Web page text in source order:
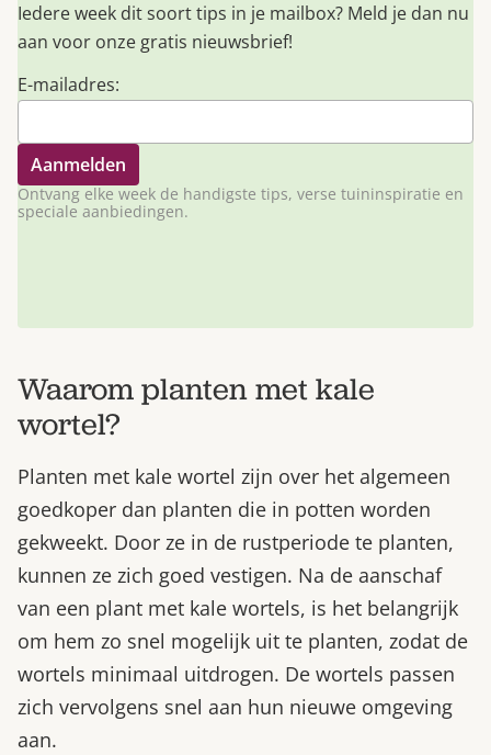
Iedere week dit soort tips in je mailbox? Meld je dan nu
aan voor onze gratis nieuwsbrief!
E-mailadres:
Ontvang elke week de handigste tips, verse tuininspiratie en
speciale aanbiedingen.
Waarom planten met kale
wortel?
Planten met kale wortel zijn over het algemeen
goedkoper dan planten die in potten worden
gekweekt. Door ze in de rustperiode te planten,
kunnen ze zich goed vestigen. Na de aanschaf
van een plant met kale wortels, is het belangrijk
om hem zo snel mogelijk uit te planten, zodat de
wortels minimaal uitdrogen. De wortels passen
zich vervolgens snel aan hun nieuwe omgeving
aan.